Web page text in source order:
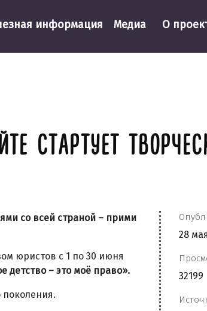
информация Медиа О
СТАРТУЕТ
со всей страной – прими
юристов с 1 по 30 июня
детство – это моё право».
28
32199